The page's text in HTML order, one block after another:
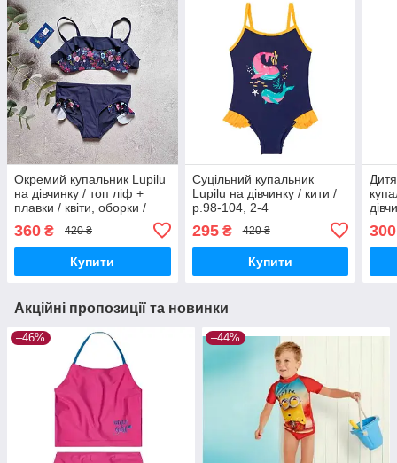
Окремий купальник Lupilu
на дівчинку / топ ліф +
плавки / квіти, оборки /
360 ₴ 420 ₴
Купити
Суцільний купальник
Lupilu на дівчинку / кити /
р.98-104, 2-4
295₴ 420 ₴
Купити
300
Акційні пропозиції та новинки
–46% –44%